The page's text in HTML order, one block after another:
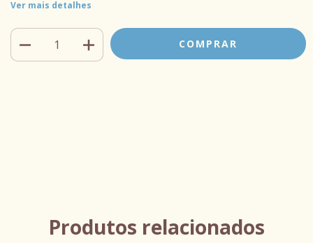
Ver mais detalhes
Produtos relacionados